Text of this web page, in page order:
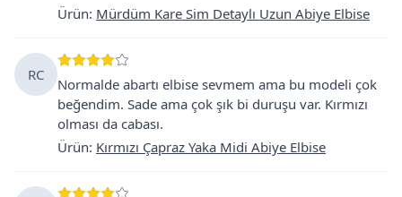
Ürün: Mürdüm Kare Sim Detaylı Uzun Abiye Elbise
RC
Normalde abartı elbise sevmem ama bu modeli çok
beğendim. Sade ama çok şık bi duruşu var. Kırmızı
olması da cabası.
Ürün: Kırmızı Çapraz Yaka Midi Abiye Elbise